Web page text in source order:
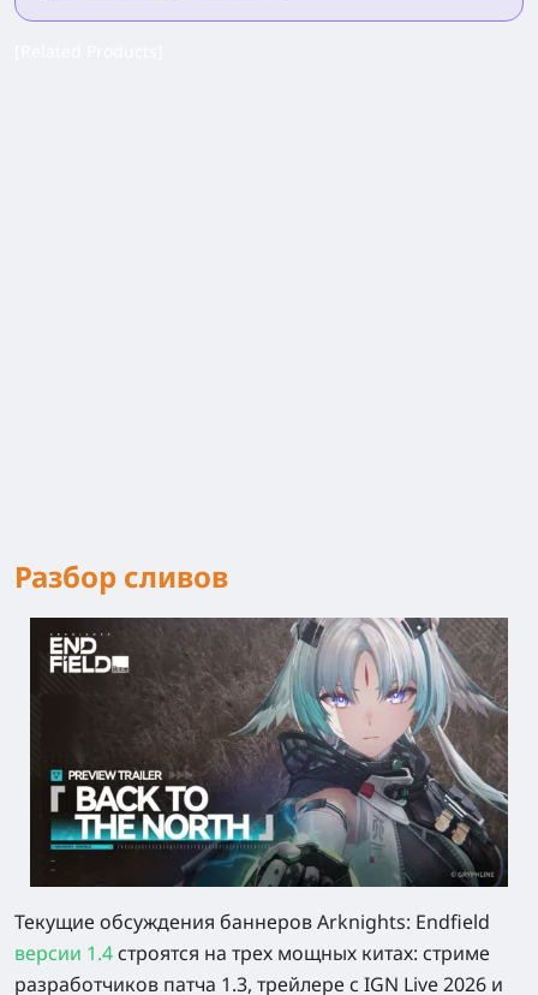
Разбор сливов
Текущие обсуждения баннеровArknights: Endfield
версии 1.4строятся на трех мощных китах: стриме
разработчиков патча 1.3, трейлере с IGN Live 2026 и